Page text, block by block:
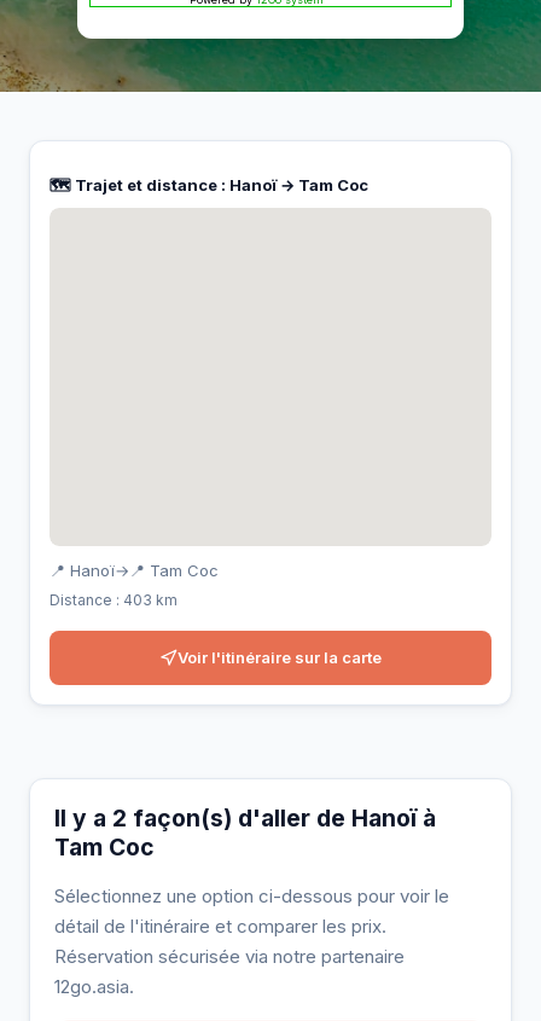
🗺️ Trajet et distance : Hanoï → Tam Coc
📍 Hanoï→ 📍 Tam Coc
Distance : 403 km
Voir l'itinéraire sur la carte
Il y a 2 façon(s) d'aller de Hanoï à
Tam Coc
Sélectionnez une option ci-dessous pour voir le
détail de l'itinéraire et comparer les prix.
Réservation sécurisée via notre partenaire
12go.asia.